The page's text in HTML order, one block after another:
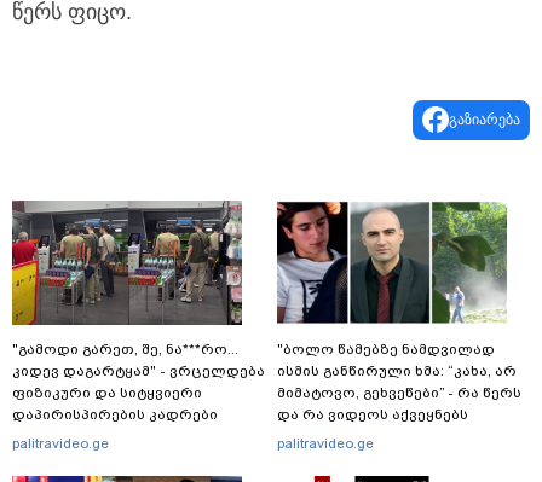
წერს ფიცო.
გაზიარება
"გამოდი გარეთ, შე, ნა***რო...
კიდევ დაგარტყამ" - ვრცელდება
ფიზიკური და სიტყვიერი
დაპირისპირების კადრები
სუპერმარკეტიდან
palitravideo.ge
"ბოლო წამებზე ნამდვილად
ისმის განწირული ხმა: “კახა, არ
მიმატოვო, გეხვეწები” - რა წერს
და რა ვიდეოს აქვეყნებს
ადვოკატი, ტარიელ კაკაბაძე?
palitravideo.ge